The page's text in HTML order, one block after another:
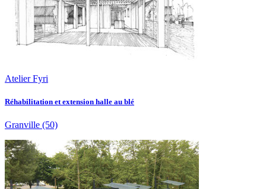
Atelier Fyri
Réhabilitation et extension halle au blé
Granville (50)